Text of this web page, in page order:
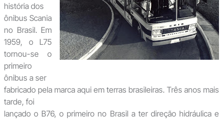
história dos
ônibus Scania
no Brasil. Em
1959, o L75
tornou-se o
primeiro
ônibus a ser
fabricado pela marca aqui em terras brasileiras. Três anos mais
tarde, foi
lançado o B76, o primeiro no Brasil a ter direção hidráulica e